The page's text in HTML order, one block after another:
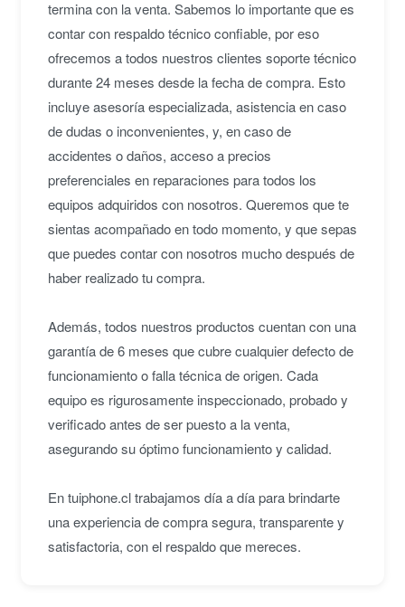
termina con la venta. Sabemos lo importante que es
contar con respaldo técnico confiable, por eso
ofrecemos a todos nuestros clientes soporte técnico
durante 24 meses desde la fecha de compra. Esto
incluye asesoría especializada, asistencia en caso
de dudas o inconvenientes, y, en caso de
accidentes o daños, acceso a precios
preferenciales en reparaciones para todos los
equipos adquiridos con nosotros. Queremos que te
sientas acompañado en todo momento, y que sepas
que puedes contar con nosotros mucho después de
haber realizado tu compra.
Además, todos nuestros productos cuentan con una
garantía de 6 meses que cubre cualquier defecto de
funcionamiento o falla técnica de origen. Cada
equipo es rigurosamente inspeccionado, probado y
verificado antes de ser puesto a la venta,
asegurando su óptimo funcionamiento y calidad.
En tuiphone.cl trabajamos día a día para brindarte
una experiencia de compra segura, transparente y
satisfactoria, con el respaldo que mereces.